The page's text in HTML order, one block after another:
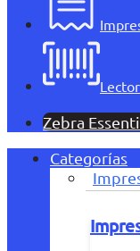
Zebra
Categorías